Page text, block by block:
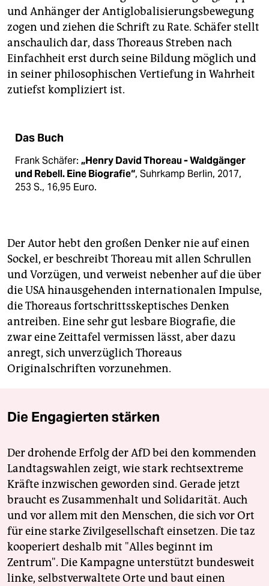
und Anhänger der Anti­globalisierungsbewegung
zogen und ziehen die Schrift zu Rate. Schäfer stellt
anschaulich dar, dass Thoreaus Streben nach
Einfachheit erst durch seine Bildung möglich und
in seiner philosophischen Vertiefung in Wahrheit
zutiefst kompliziert ist.
Das Buch
Frank Schäfer: „Henry David Thoreau - Waldgänger
und Rebell. Eine Biografie“, Suhrkamp Berlin, 2017,
253 S., 16,95 Euro.
Der Autor hebt den großen Denker nie auf einen
Sockel, er beschreibt Thoreau mit allen Schrullen
und Vorzügen, und verweist nebenher auf die über
die USA hinausgehenden internationalen Impulse,
die Thoreaus fortschrittsskeptisches Denken
antreiben. Eine sehr gut lesbare Biografie, die
zwar eine Zeittafel vermissen lässt, aber dazu
anregt, sich unverzüglich Thoreaus
Originalschriften vorzunehmen.
Die Engagierten stärken
Der drohende Erfolg der AfD bei den kommenden
Landtagswahlen zeigt, wie stark rechtsextreme
Kräfte inzwischen geworden sind. Gerade jetzt
braucht es Zusammenhalt und Solidarität. Auch
und vor allem mit den Menschen, die sich vor Ort
für eine starke Zivilgesellschaft einsetzen. Die taz
kooperiert deshalb mit "Alles beginnt im
Zentrum". Die Kampagne unterstützt bundesweit
linke, selbstverwaltete Orte und baut einen